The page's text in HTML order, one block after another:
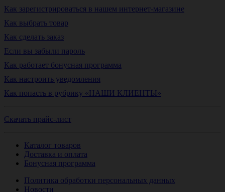
Как зарегистрироваться в нашем интернет-магазине
Как выбрать товар
Как сделать заказ
Если вы забыли пароль
Как работает бонусная программа
Как настроить уведомления
Как попасть в рубрику «НАШИ КЛИЕНТЫ»
Скачать прайс-лист
Каталог товаров
Доставка и оплата
Бонусная программа
Политика обработки персональных данных
Новости